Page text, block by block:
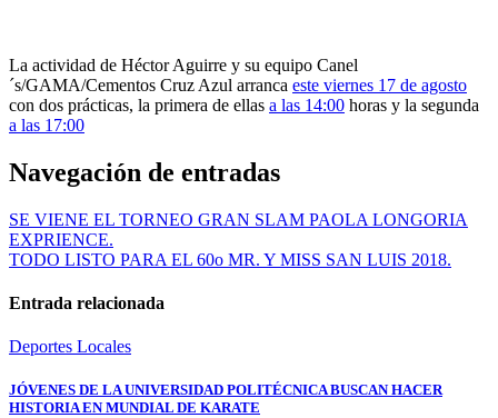
La actividad de Héctor Aguirre y su equipo Canel
´s/GAMA/Cementos Cruz Azul arranca este viernes 17 de agosto
con dos prácticas, la primera de ellas a las 14:00 horas y la segunda
a las 17:00
Navegación de entradas
SE VIENE EL TORNEO GRAN SLAM PAOLA LONGORIA
EXPRIENCE.
TODO LISTO PARA EL 60o MR. Y MISS SAN LUIS 2018.
Entrada relacionada
Deportes Locales
JÓVENES DE LA UNIVERSIDAD POLITÉCNICA BUSCAN HACER
HISTORIA EN MUNDIAL DE KARATE